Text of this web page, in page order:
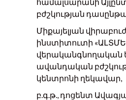
բժշկության
Միքայելյան
ինստիտուտի
վերականգնողական
ավանդական
կենտրոնի ղեկավար,
բ.գ.թ., դոցենտ